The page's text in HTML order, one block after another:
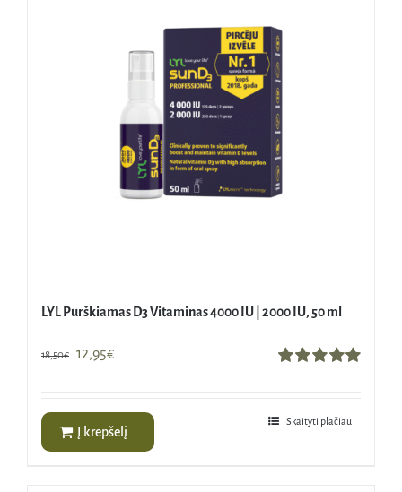
LYL Purškiamas D3 Vitaminas 4000 IU | 2000 IU, 50 ml
18,50€
Original
12,95€Current
12,95€.
Į krepšelį
Skaityti plačiau